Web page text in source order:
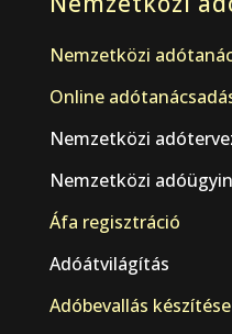
Nemzetközi
Online
Nemzetközi
Nemzetközi
Áfa regisztráció
Adóátvilágítás
Adóbevallás készítése